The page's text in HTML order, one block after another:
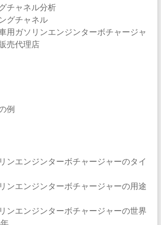
チャネル分析
チャネル
ガソリンエンジンターボチャージャ
売代理店
例
ンエンジンターボチャージャーのタイ
ンエンジンターボチャージャーの用途
ンエンジンターボチャージャーの世界